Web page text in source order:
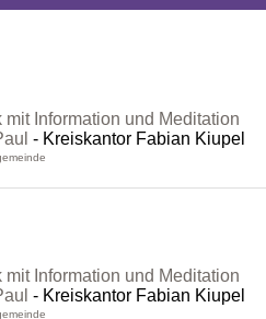
Information und Meditation
Kreiskantor Fabian Kiupel
Information und Meditation
Kreiskantor Fabian Kiupel